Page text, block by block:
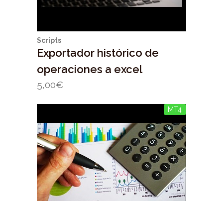
Scripts
Exportador histórico de
operaciones a excel
5,00€
MT4